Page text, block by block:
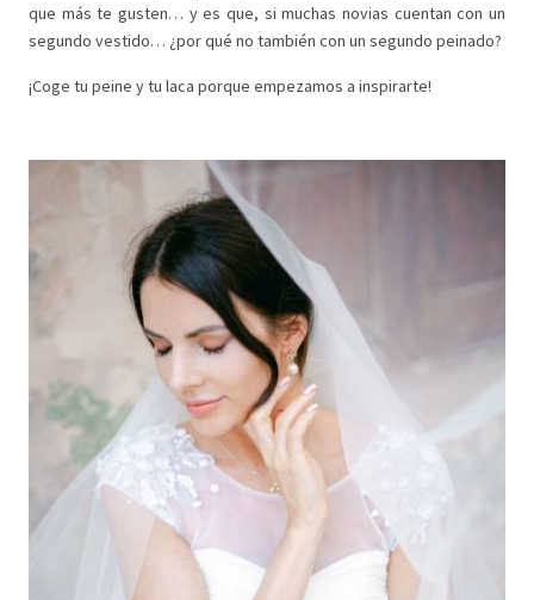
que más te gusten… y es que, si muchas novias cuentan con un
segundo vestido… ¿por qué no también con un segundo peinado?
¡Coge tu peine y tu laca porque empezamos a inspirarte!